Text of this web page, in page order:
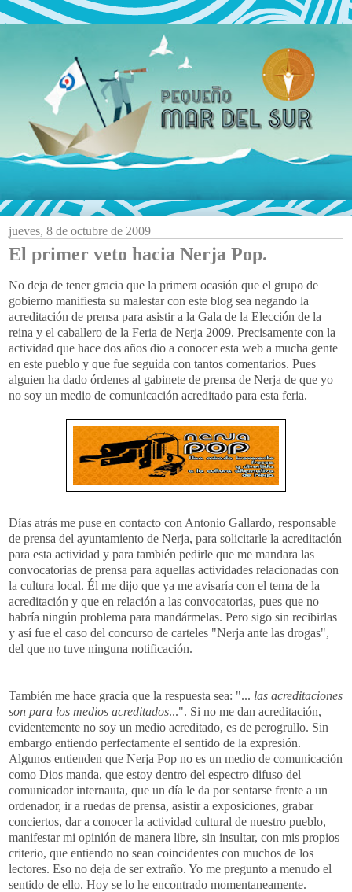
jueves, 8 de octubre de 2009
El primer veto hacia Nerja Pop.
No deja de tener gracia que la primera ocasión que el grupo de
gobierno manifiesta su malestar con este blog sea negando la
acreditación de prensa para asistir a la Gala de la Elección de la
reina y el caballero de la Feria de Nerja 2009. Precisamente con la
actividad que hace dos años dio a conocer esta web a mucha gente
en este pueblo y que fue seguida con tantos comentarios. Pues
alguien ha dado órdenes al gabinete de prensa de Nerja de que yo
no soy un medio de comunicación acreditado para esta feria.
Días atrás me puse en contacto con Antonio Gallardo, responsable
de prensa del ayuntamiento de Nerja, para solicitarle la acreditación
para esta actividad y para también pedirle que me mandara las
convocatorias de prensa para aquellas actividades relacionadas con
la cultura local. Él me dijo que ya me avisaría con el tema de la
acreditación y que en relación a las convocatorias, pues que no
habría ningún problema para mandármelas. Pero sigo sin recibirlas
y así fue el caso del concurso de carteles "Nerja ante las drogas",
del que no tuve ninguna notificación.
También me hace gracia que la respuesta sea: "... las acreditaciones
son para los medios acreditados...". Si no me dan acreditación,
evidentemente no soy un medio acreditado, es de perogrullo. Sin
embargo entiendo perfectamente el sentido de la expresión.
Algunos entienden que Nerja Pop no es un medio de comunicación
como Dios manda, que estoy dentro del espectro difuso del
comunicador internauta, que un día le da por sentarse frente a un
ordenador, ir a ruedas de prensa, asistir a exposiciones, grabar
conciertos, dar a conocer la actividad cultural de nuestro pueblo,
manifestar mi opinión de manera libre, sin insultar, con mis propios
criterio, que entiendo no sean coincidentes con muchos de los
lectores. Eso no deja de ser extraño. Yo me pregunto a menudo el
sentido de ello. Hoy se lo he encontrado momentaneamente.